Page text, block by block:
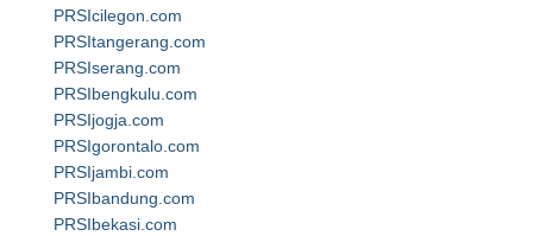
PRSIcilegon.com
PRSItangerang.com
PRSIserang.com
PRSIbengkulu.com
PRSIjogja.com
PRSIgorontalo.com
PRSIjambi.com
PRSIbandung.com
PRSIbekasi.com